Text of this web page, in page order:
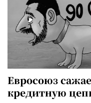
Евросоюз
кредитную